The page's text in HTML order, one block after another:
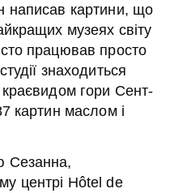
написав картини, що
музеях світу
працював просто
знаходиться
гори Сент-
картин маслом і
Сезанна,
центрі Hôtel de